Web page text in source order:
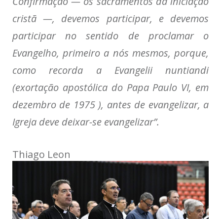
cristã —, devemos participar, e devemos
participar no sentido deproclamar o
Evangelho, primeiro a nós mesmos, porque,
como recorda a Evangelii nuntiandi
(exortação apostólica do Papa Paulo VI, em
dezembro de 1975 ), antes de evangelizar, a
Igreja deve deixar-se evangelizar”.
Thiago Leon